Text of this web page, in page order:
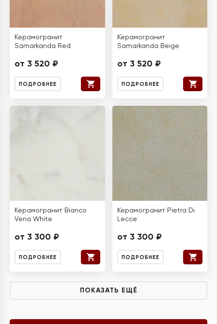
Керамогранит
Samarkanda Red
от 3 520 ₽
ПОДРОБНЕЕ
Керамогранит
Samarkanda Beige
от 3 520 ₽
ПОДРОБНЕЕ
Керамогранит Bianco
Vena White
от 3 300 ₽
ПОДРОБНЕЕ
Керамогранит Pietra Di
Lecce
от 3 300 ₽
ПОДРОБНЕЕ
ПОКАЗАТЬ ЕЩЁ